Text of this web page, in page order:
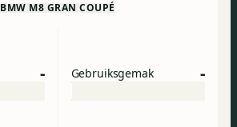
BMW M8 GRAN COUPÉ
- Gebruiksgemak -